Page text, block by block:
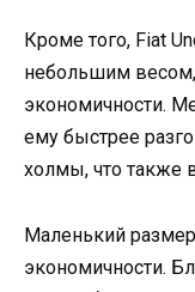
Кроме того, Fiat
небольшим весом,
экономичности.
ему быстрее
холмы, что также
Маленький размер
экономичности.